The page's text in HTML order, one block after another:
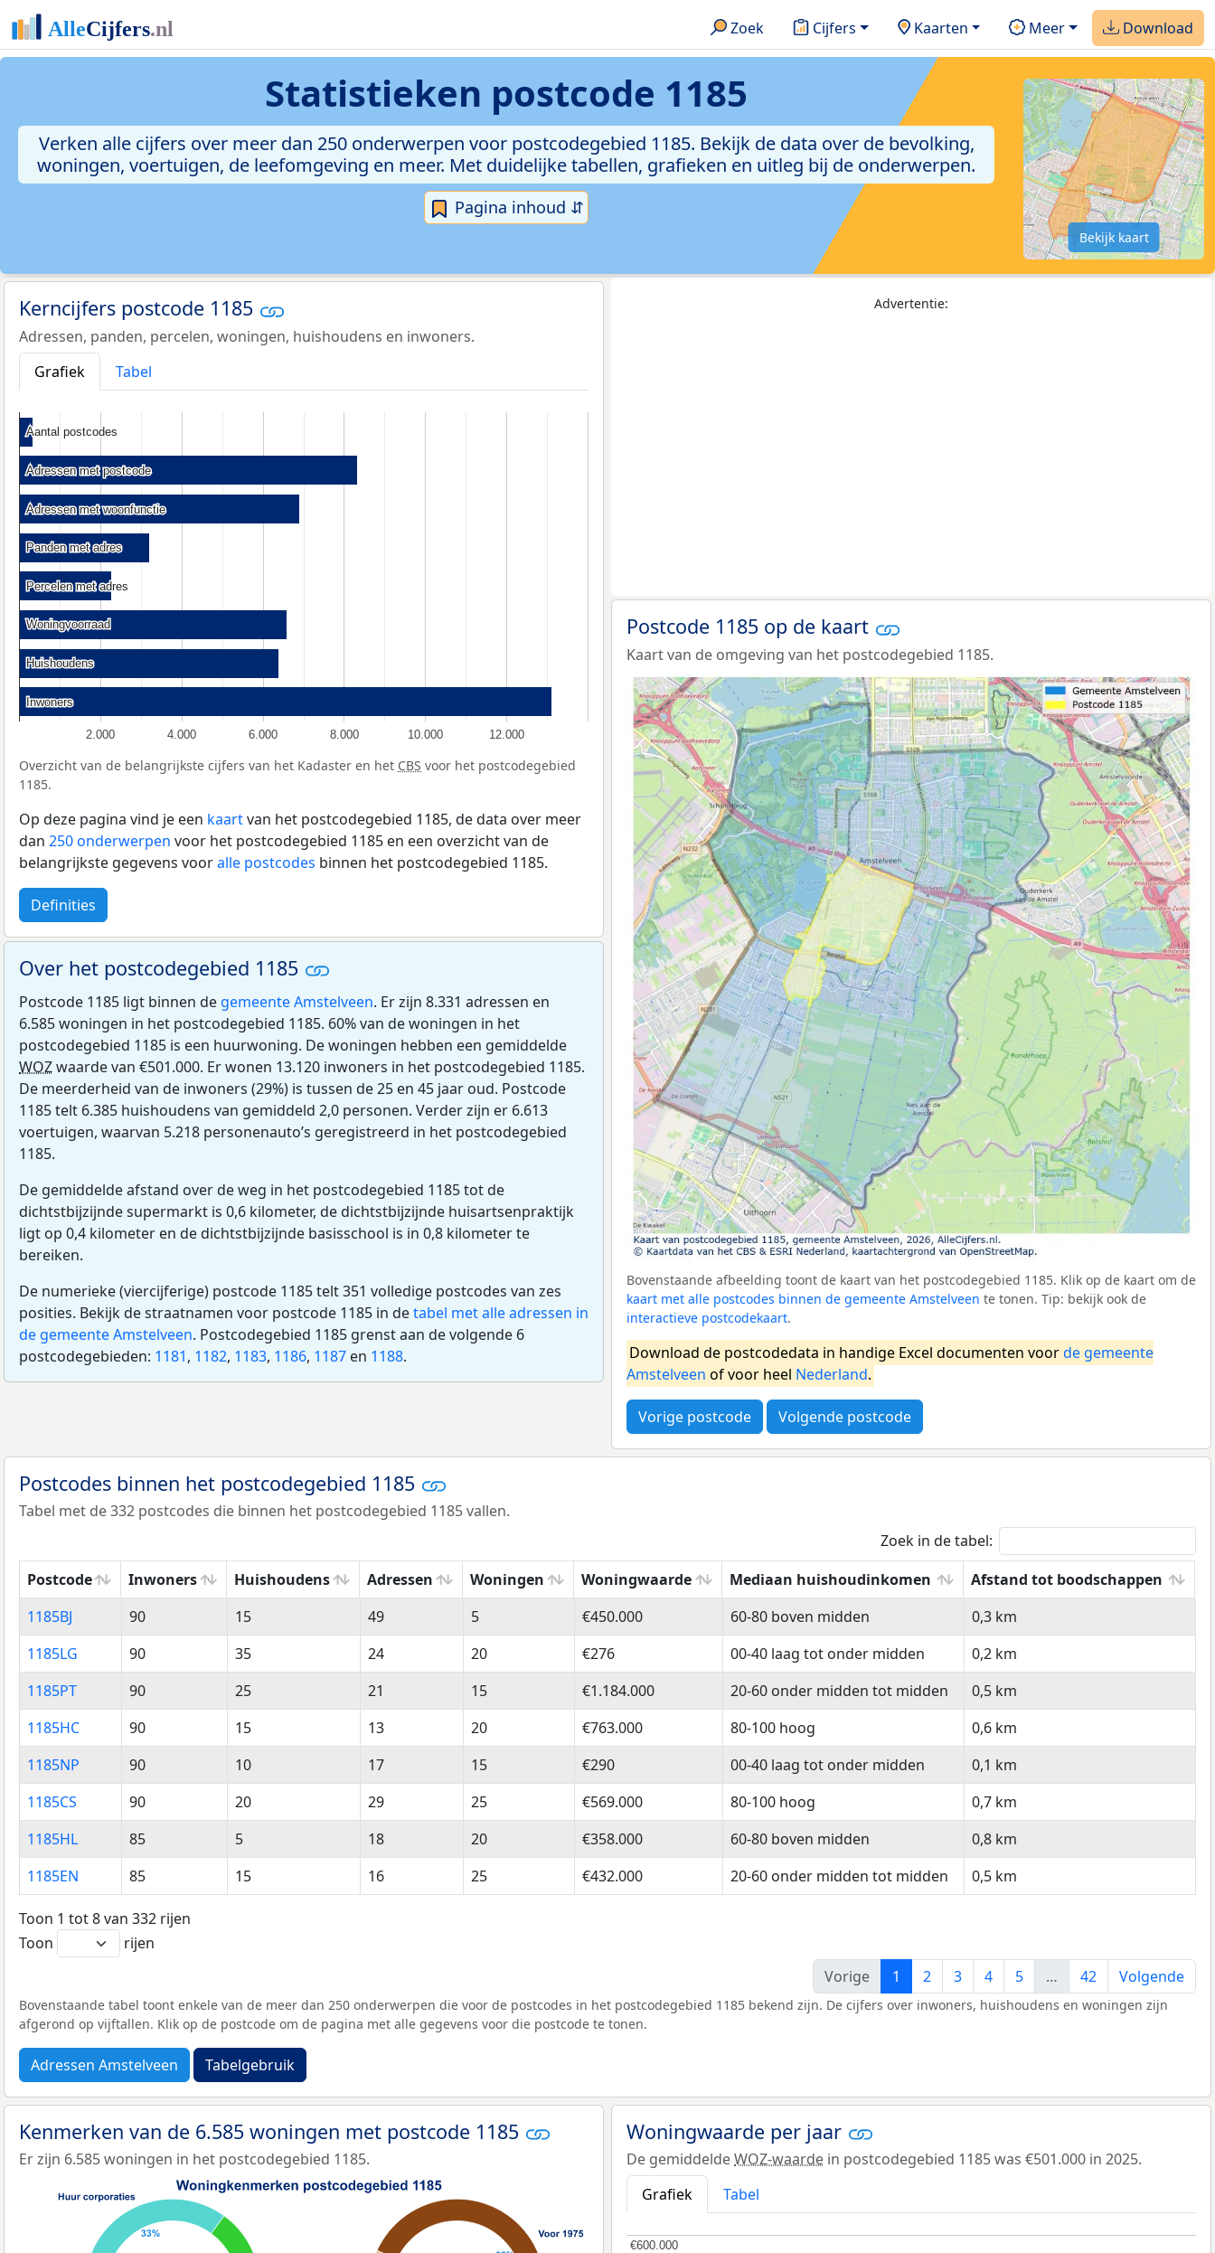
Zoek Cijfers Kaarten Meer Download
Statistieken postcode 1185
Verken alle cijfers over meer dan 250 onderwerpen voor postcodegebied 1185. Bekijk de data over de bevolking,
woningen, voertuigen, de leefomgeving en meer. Met duidelijke tabellen, grafieken en uitleg bij de onderwerpen.
Pagina inhoud ⇵
Bekijk kaart
Kerncijfers postcode 1185
Adressen, panden, percelen, woningen, huishoudens en inwoners.
Grafiek
Tabel
2.000 4.000 6.000 8.000 10.000 12.000
Aantal postcodes
Aantal postcodes
Adressen met postcode
Adressen met postcode
Adressen met woonfunctie
Adressen met woonfunctie
Panden met adres
Panden met adres
Percelen met adres
Percelen met adres
Woningvoorraad
Woningvoorraad
Huishoudens
Huishoudens
Inwoners
Inwoners
Overzicht van de belangrijkste cijfers van het Kadaster en het CBS voor het postcodegebied
1185.
Op deze pagina vind je een kaartvan het postcodegebied 1185, de data over meer
dan 250 onderwerpen voor het postcodegebied 1185 en een overzicht van de
belangrijkste gegevens vooralle postcodes binnen het postcodegebied 1185.
Definities
Over het postcodegebied 1185
Postcode 1185 ligt binnen de gemeente Amstelveen. Er zijn 8.331 adressen en
6.585 woningen in het postcodegebied 1185. 60% van de woningen in het
postcodegebied 1185 is een huurwoning. De woningen hebben een gemiddelde
WOZwaarde van €501.000. Er wonen 13.120 inwoners in het postcodegebied 1185.
De meerderheid van de inwoners (29%) is tussen de 25 en 45 jaar oud. Postcode
1185 telt 6.385 huishoudens van gemiddeld 2,0 personen. Verder zijn er 6.613
voertuigen, waarvan 5.218 personenauto’s geregistreerd in het postcodegebied
1185.
De gemiddelde afstand over de weg in het postcodegebied 1185 tot de
dichtstbijzijnde supermarkt is 0,6 kilometer, de dichtstbijzijnde huisartsenpraktijk
ligt op 0,4 kilometer en de dichtstbijzijnde basisschool is in 0,8 kilometer te
bereiken.
De numerieke (viercijferige) postcode 1185 telt 351 volledige postcodes van zes
posities. Bekijk de straatnamen voor postcode 1185 in detabel met alle adressen in
de gemeente Amstelveen. Postcodegebied 1185 grenst aan de volgende 6
postcodegebieden: 1181, 1182, 1183, 1186, 1187 en 1188.
Advertentie:
Postcode 1185 op de kaart
Kaart van de omgeving van het postcodegebied 1185.
Bovenstaande afbeelding toont de kaart van het postcodegebied 1185. Klik op de kaart om de
kaart met alle postcodes binnen de gemeente Amstelveen te tonen. Tip: bekijk ook de
interactieve postcodekaart.
Download de postcodedata in handige Excel documenten voorde gemeente
Amstelveen of voor heel Nederland.
Vorige postcode Volgende postcode
Postcodes binnen het postcodegebied 1185
Tabel met de 332 postcodes die binnen het postcodegebied 1185 vallen.
Zoek in de tabel:
Postcode
Inwoners Huishoudens Adressen Woningen Woningwaarde Mediaan huishoudinkomen
Afstand tot boodschappen
Postcode
Inwoners Huishoudens Adressen Woningen Woningwaarde Mediaan huishoudinkomen Afstand tot boodschappen
1185BJ 90 15 49 5 €450.000 60-80 boven midden
0,3 km
1185LG
90 35 24 20 €276 00-40 laag tot onder midden
0,2 km
1185PT
90 25 21 15 €1.184.000 20-60 onder midden tot midden
0,5 km
1185HC
90 15 13 20 €763.000 80-100 hoog
0,6 km
1185NP
90 10 17 15 €290 00-40 laag tot onder midden
0,1 km
1185CS
90 20 29 25 €569.000 80-100 hoog
0,7 km
1185HL
85 5 18 20 €358.000 60-80 boven midden
0,8 km
1185EN
85 15 16 25 €432.000 20-60 onder midden tot midden 0,5 km
Toon 1 tot 8 van 332 rijen
Toon
rijen
Vorige
1 2 3 4 5 … 42 Volgende
Bovenstaande tabel toont enkele van de meer dan 250 onderwerpen die voor de postcodes in het postcodegebied 1185 bekend zijn. De cijfers over inwoners, huishoudens en woningen zijn
afgerond op vijftallen. Klik op de postcode om de pagina met alle gegevens voor die postcode te tonen.
Adressen Amstelveen Tabelgebruik
Kenmerken van de 6.585 woningen met postcode 1185
Er zijn 6.585 woningen in het postcodegebied 1185.
Woningwaarde per jaar
De gemiddeldeWOZ-waarde in postcodegebied 1185 was €501.000 in 2025.
Grafiek
Tabel
€600.000
€600.000